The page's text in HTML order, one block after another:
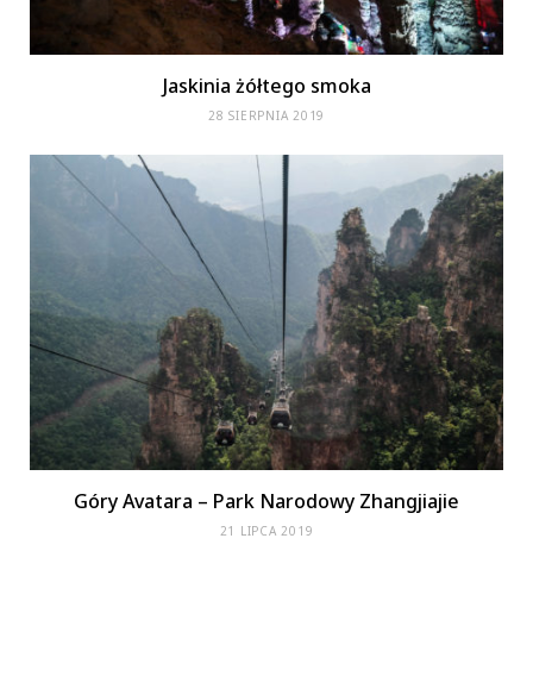
Jaskinia żółtego smoka
28 SIERPNIA 2019
Góry Avatara – Park Narodowy Zhangjiajie
21 LIPCA 2019